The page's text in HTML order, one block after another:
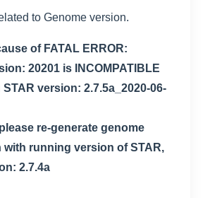
to Genome version.
of FATAL ERROR:
20201 is INCOMPATIBLE
version: 2.7.5a_2020-06-
re-generate genome
with running version of STAR,
2.7.4a